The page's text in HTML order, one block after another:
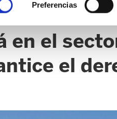
Preferencias
en el
el